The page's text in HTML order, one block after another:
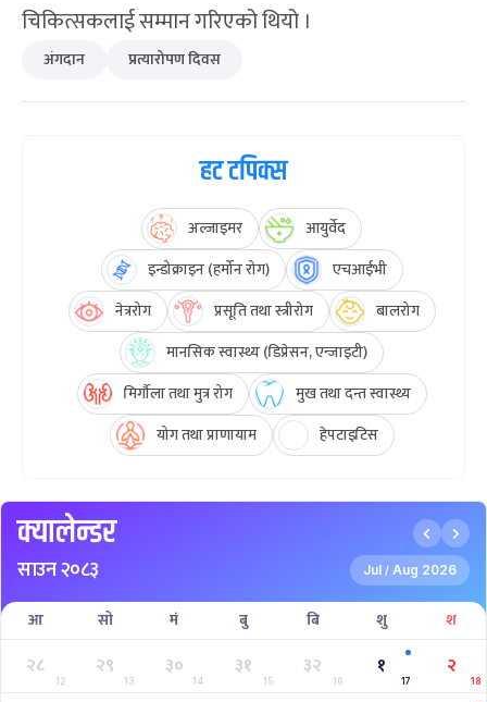
चिकित्सकलाई सम्मान गरिएको थियो ।
अंगदान प्रत्यारोपण दिवस
हट टपिक्स
अल्जाइमर
आयुर्वेद
इन्डोक्राइन (हर्मोन रोग)
एचआईभी
नेत्ररोग
प्रसूति तथा स्त्रीरोग
बालरोग
मानसिक स्वास्थ्य (डिप्रेसन, एन्जाइटी)
मिर्गौला तथा मुत्र रोग
मुख तथा दन्त स्वास्थ्य
योग तथा प्राणायाम
हेपटाइटिस
क्यालेन्डर
साउन २०८३ Jul / Aug 2026
आ सो मं बु बि शु श
२८
12
२९
13
३०
14
३१
15
३२
16
१
17
२
18